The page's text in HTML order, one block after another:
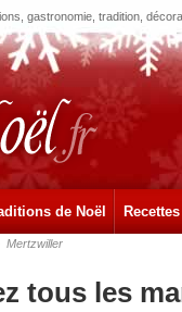
gastronomie, tradition,
de Noël
Mertzwiller
tous les